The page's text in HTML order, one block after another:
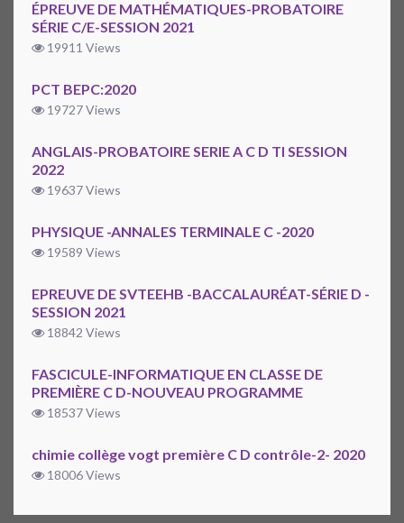
ÉPREUVE DE MATHÉMATIQUES-PROBATOIRE
SÉRIE C/E-SESSION 2021
19911 Views
PCT BEPC:2020
19727 Views
ANGLAIS-PROBATOIRE SERIE A C D TI SESSION
2022
19637 Views
PHYSIQUE -ANNALES TERMINALE C -2020
19589 Views
EPREUVE DE SVTEEHB -BACCALAURÉAT-SÉRIE D -
SESSION 2021
18842 Views
FASCICULE-INFORMATIQUE EN CLASSE DE
PREMIÈRE C D-NOUVEAU PROGRAMME
18537 Views
chimie collège vogt première C D contrôle-2- 2020
18006 Views